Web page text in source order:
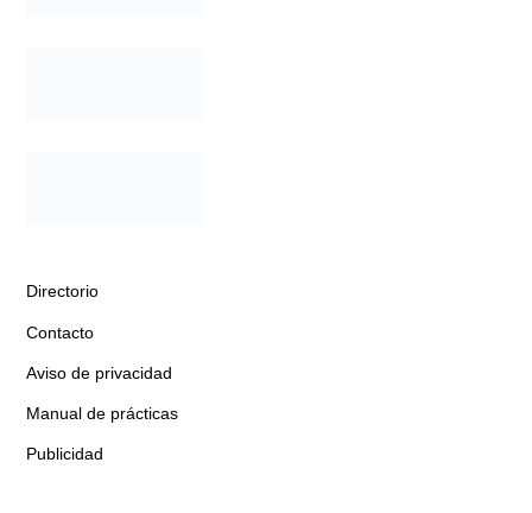
Directorio
Contacto
Aviso de privacidad
Manual de prácticas
Publicidad